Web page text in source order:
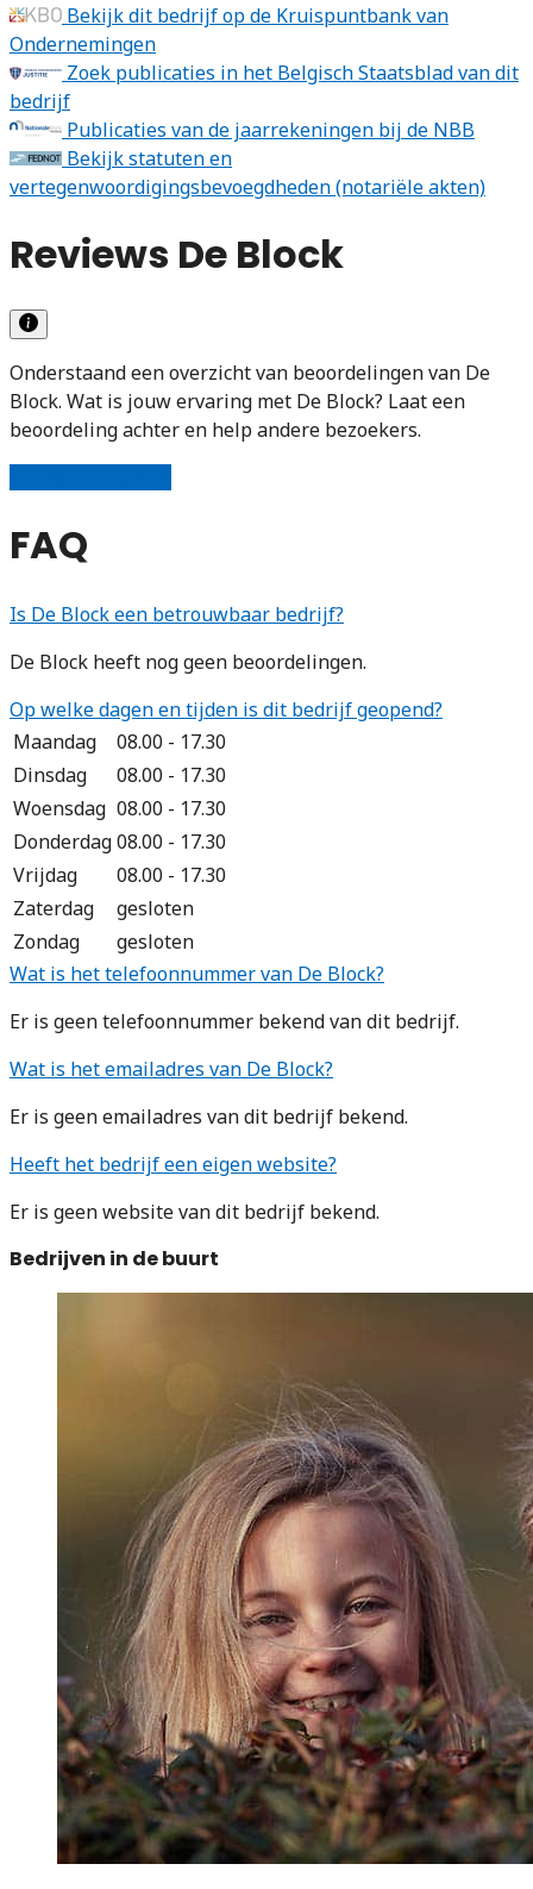
Bekijk dit bedrijf op de Kruispuntbank van
Ondernemingen
Zoek publicaties in het Belgisch Staatsblad van dit
bedrijf
Publicaties van de jaarrekeningen bij de NBB
Bekijk statuten en
vertegenwoordigingsbevoegdheden (notariële akten)
Reviews De Block
Onderstaand een overzicht van beoordelingen van De
Block. Wat is jouw ervaring met De Block? Laat een
beoordeling achter en help andere bezoekers.
FAQ
Is De Block een betrouwbaar bedrijf?
De Block heeft nog geen beoordelingen.
Op welke dagen en tijden is dit bedrijf geopend?
Maandag
08.00 - 17.30
Dinsdag
08.00 - 17.30
Woensdag 08.00 - 17.30
Donderdag08.00 - 17.30
Vrijdag
08.00 - 17.30
Zaterdag
gesloten
Zondag
gesloten
Wat is het telefoonnummer van De Block?
Er is geen telefoonnummer bekend van dit bedrijf.
Wat is het emailadres van De Block?
Er is geen emailadres van dit bedrijf bekend.
Heeft het bedrijf een eigen website?
Er is geen website van dit bedrijf bekend.
Bedrijven in de buurt